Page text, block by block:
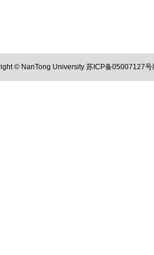
© NanTong University 苏ICP备05007127号